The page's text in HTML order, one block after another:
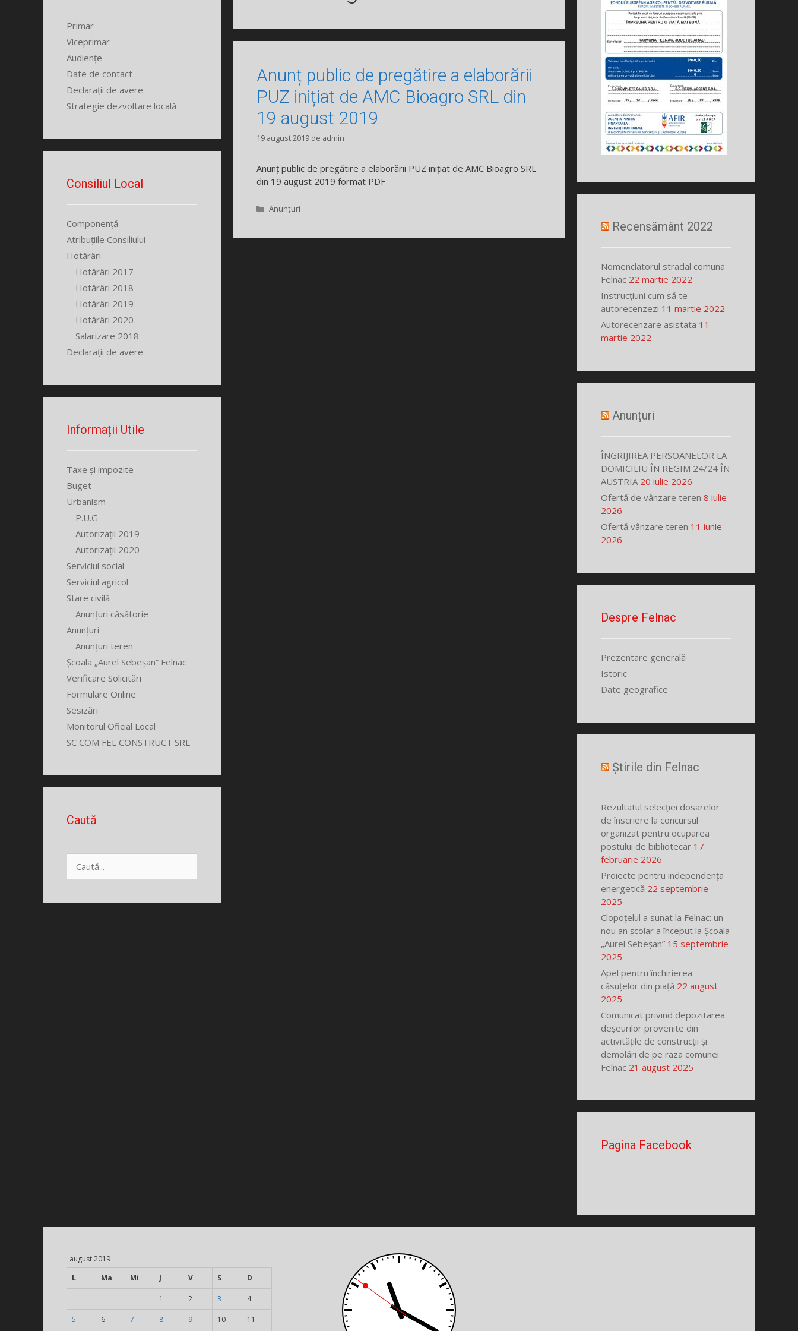
Anunț public de pregătire a elaborării
PUZ inițiat de AMC Bioagro SRL din
19 august 2019
19 august 2019 de admin
Anunț public de pregătire a elaborării PUZ inițiat de AMC Bioagro SRL
din 19 august 2019 format PDF
Categorii
Anunțuri
Primar
Viceprimar
Audiențe
Date de contact
Declarații de avere
Strategie dezvoltare locală
Consiliul Local
Componență
Atribuțiile Consiliului
Hotărâri
Hotărâri 2017
Hotărâri 2018
Hotărâri 2019
Hotărâri 2020
Salarizare 2018
Declarații de avere
Informații Utile
Taxe și impozite
Buget
Urbanism
P.U.G
Autorizații 2019
Autorizații 2020
Serviciul social
Serviciul agricol
Stare civilă
Anunțuri căsătorie
Anunțuri
Anunțuri teren
Școala „Aurel Sebeșan” Felnac
Verificare Solicitări
Formulare Online
Sesizări
Monitorul Oficial Local
SC COM FEL CONSTRUCT SRL
Caută
după:
Recensământ 2022
Nomenclatorul stradal comuna
Felnac 22 martie 2022
Instrucțiuni cum să te
autorecenzezi 11 martie 2022
Autorecenzare asistata 11
martie 2022
Anunțuri
ÎNGRIJIREA PERSOANELOR LA
DOMICILIU ÎN REGIM 24/24 ÎN
AUSTRIA 20 iulie 2026
Ofertă de vânzare teren 8 iulie
2026
Ofertă vânzare teren 11 iunie
2026
Despre Felnac
Prezentare generală
Istoric
Date geografice
Știrile din Felnac
Rezultatul selecției dosarelor
de înscriere la concursul
organizat pentru ocuparea
postului de bibliotecar 17
februarie 2026
Proiecte pentru independența
energetică 22 septembrie
2025
Clopoțelul a sunat la Felnac: un
nou an școlar a început la Școala
„Aurel Sebeșan” 15 septembrie
2025
Apel pentru închirierea
căsuțelor din piață 22 august
2025
Comunicat privind depozitarea
deșeurilor provenite din
activitățile de construcții și
demolări de pe raza comunei
Felnac 21 august 2025
Pagina Facebook
august 2019
L
Ma Mi J V S D
1 2 3 4
5 6 7 8 9 10 11